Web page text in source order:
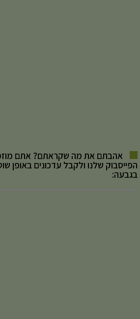
אהבתם את מה שקראתם? אתם
הפייסבוק שלנו ולקבל עדכונים באופן
בגבעה: